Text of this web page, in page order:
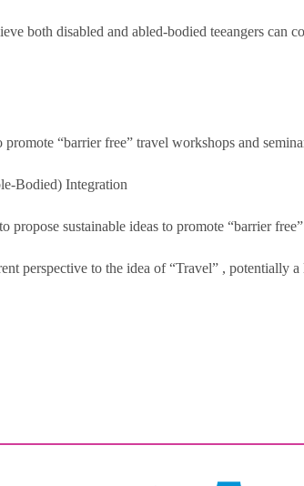
both disabled and abled-bodied teeangers can
“barrier free” travel workshops and
Bodied) Integration
propose sustainable ideas to promote “barrier
perspective to the idea of “Travel” , potentially